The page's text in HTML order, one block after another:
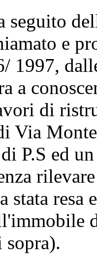
e
1997,
a
di
Via
P.S ed
stata resa